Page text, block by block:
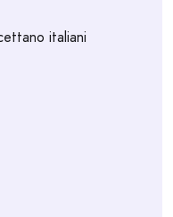
italiani